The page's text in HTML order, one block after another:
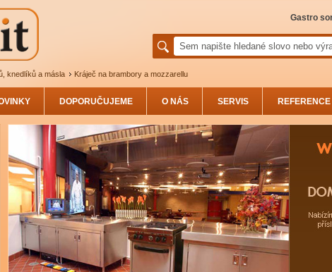
knedlíků a másla Kráječ na brambory a mozzarellu
Gastro
DOPORUČUJEME O NÁS SERVIS REFERENCE